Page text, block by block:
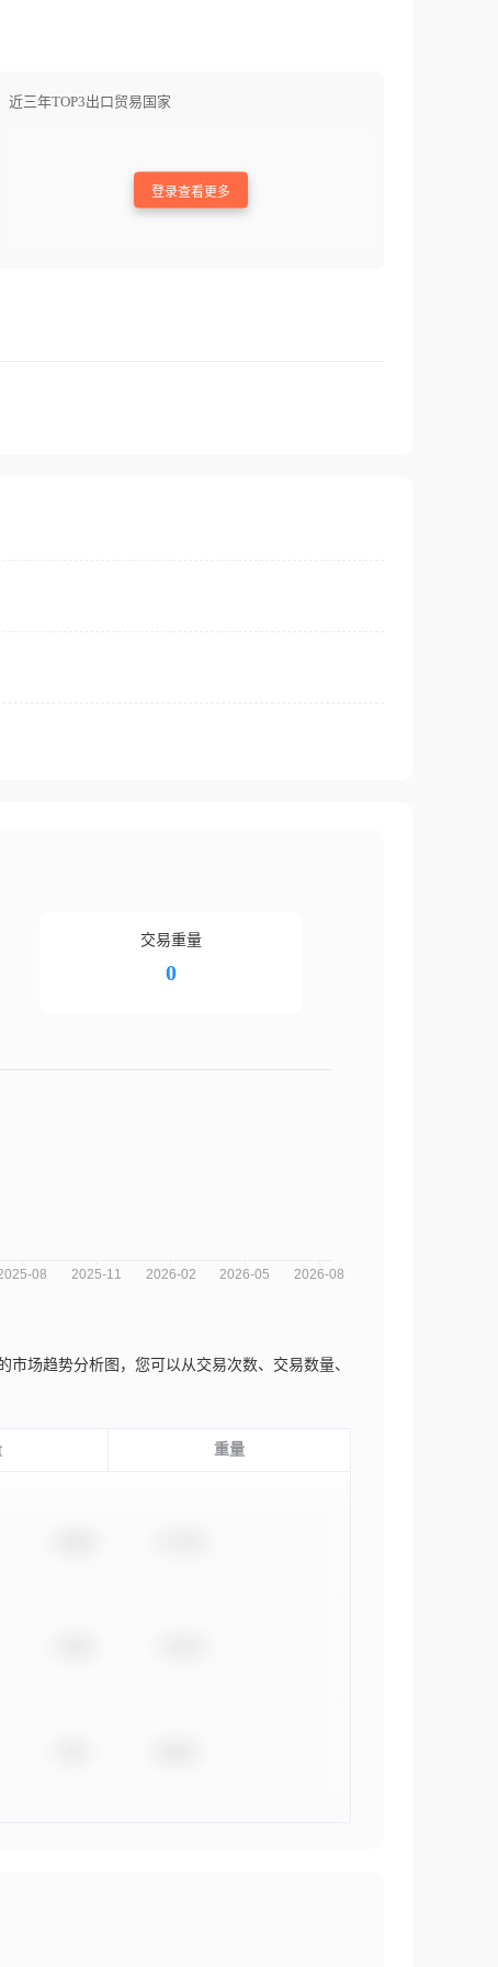
近三年TOP3出口贸易国家
登录查看更多
交易重量
0
市场趋势分析图，您可以从交易次数、交易数量、
重量